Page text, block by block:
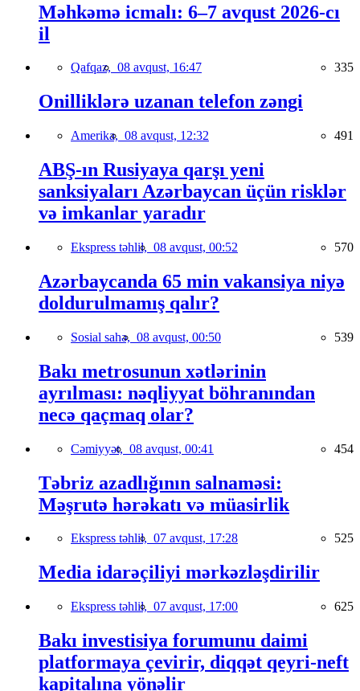
Məhkəmə icmalı: 6–7 avqust 2026-cı
il
Qafqaz, 08 avqust, 16:47 335
Onilliklərə uzanan telefon zəngi
Amerika, 08 avqust, 12:32 491
ABŞ-ın Rusiyaya qarşı yeni
sanksiyaları Azərbaycan üçün risklər
və imkanlar yaradır
Ekspress təhlil, 08 avqust, 00:52 570
Azərbaycanda 65 min vakansiya niyə
doldurulmamış qalır?
Sosial sahə, 08 avqust, 00:50 539
Bakı metrosunun xətlərinin
ayrılması: nəqliyyat böhranından
necə qaçmaq olar?
Cəmiyyət, 08 avqust, 00:41 454
Təbriz azadlığının salnaməsi:
Məşrutə hərəkatı və müasirlik
Ekspress təhlil, 07 avqust, 17:28 525
Media idarəçiliyi mərkəzləşdirilir
Ekspress təhlil, 07 avqust, 17:00 625
Bakı investisiya forumunu daimi
platformaya çevirir, diqqət qeyri-neft
kapitalına yönəlir